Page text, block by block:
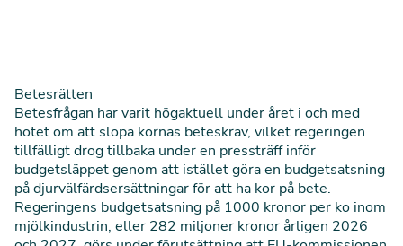
Betesrätten
Betesfrågan har varit högaktuell under året i och med
hotet om att slopa kornas beteskrav, vilket regeringen
tillfälligt drog tillbaka under en pressträff inför
budgetsläppetgenom att istället göra en budgetsatsning
på djurvälfärdsersättningar för att ha kor på bete.
Regeringens budgetsatsning på 1000 kronor per ko inom
mjölkindustrin, eller 282 miljoner kronor årligen 2026